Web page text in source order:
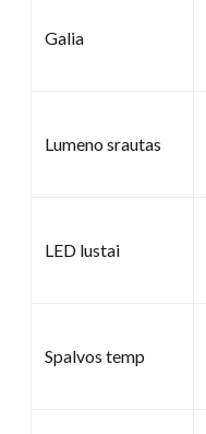
Galia
Lumeno srautas
LED lustai
Spalvos temp